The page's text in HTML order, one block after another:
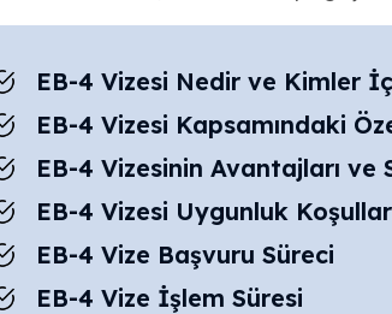
EB-4 Vizesi Nedir ve Kimler
EB-4 Vizesi Kapsamındaki
EB-4 Vizesinin Avantajları ve
EB-4 Vizesi Uygunluk
EB-4 Vize Başvuru Süreci
EB-4 Vize İşlem Süresi